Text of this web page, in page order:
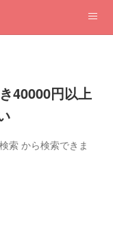
40000円以上
索 から検索できま